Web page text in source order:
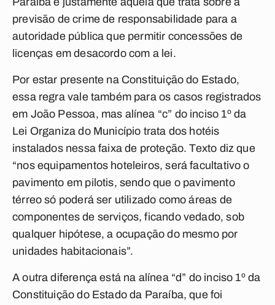
previsão de crime de responsabilidade para a
autoridade pública que permitir concessões de
licenças em desacordo com a lei.
Por estar presente na Constituição do Estado,
essa regra vale também para os casos registrados
em João Pessoa, mas alínea “c” do inciso 1º da
Lei Organiza do Município trata dos hotéis
instalados nessa faixa de proteção. Texto diz que
“nos equipamentos hoteleiros, será facultativo o
pavimento em pilotis, sendo que o pavimento
térreo só poderá ser utilizado como áreas de
componentes de serviços, ficando vedado, sob
qualquer hipótese, a ocupação do mesmo por
unidades habitacionais”.
A outra diferença está na alínea “d” do inciso 1º da
Constituição do Estado da Paraíba, que foi